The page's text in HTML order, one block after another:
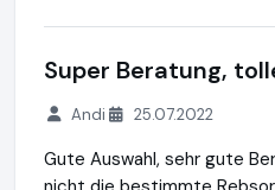
Super Beratung,
Andi 25.07.2022
Gute Auswahl, sehr gute